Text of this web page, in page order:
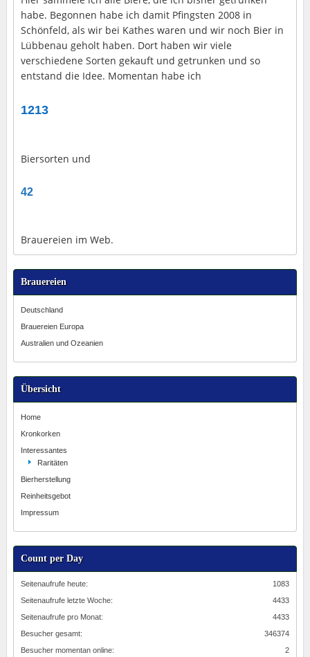
habe. Begonnen habe ich damit Pfingsten 2008 in
Schönfeld, als wir bei Kathes waren und wir noch Bier in
Lübbenau geholt haben. Dort haben wir viele
verschiedene Sorten gekauft und getrunken und so
entstand die Idee. Momentan habe ich
1213
Biersorten und
42
Brauereien im Web.
Brauereien
Deutschland
Brauereien Europa
Australien und Ozeanien
Übersicht
Home
Kronkorken
Interessantes
Raritäten
Bierherstellung
Reinheitsgebot
Impressum
Count per Day
1083
Seitenaufrufe heute:
4433
Seitenaufrufe letzte Woche:
4433
Seitenaufrufe pro Monat:
346374
Besucher gesamt:
2
Besucher momentan online: